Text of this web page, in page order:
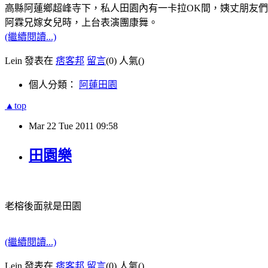
高縣阿蓮鄉超峰寺下，私人田園內有一卡拉OK間，姨丈朋友
阿霖兄嫁女兒時，上台表演團康舞。
(繼續閱讀...)
Lein 發表在 痞客邦 留言(0) 人氣()
個人分類： 阿蓮田園
▲top
Mar 22 Tue 2011 09:58
田園樂
老榕後面就是田園
(繼續閱讀...)
Lein 發表在 痞客邦 留言(0) 人氣()